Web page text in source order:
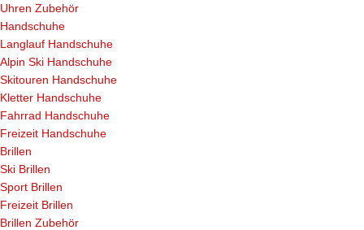
Uhren Zubehör
Handschuhe
Langlauf Handschuhe
Alpin Ski Handschuhe
Skitouren Handschuhe
Kletter Handschuhe
Fahrrad Handschuhe
Freizeit Handschuhe
Brillen
Ski Brillen
Sport Brillen
Freizeit Brillen
Brillen Zubehör